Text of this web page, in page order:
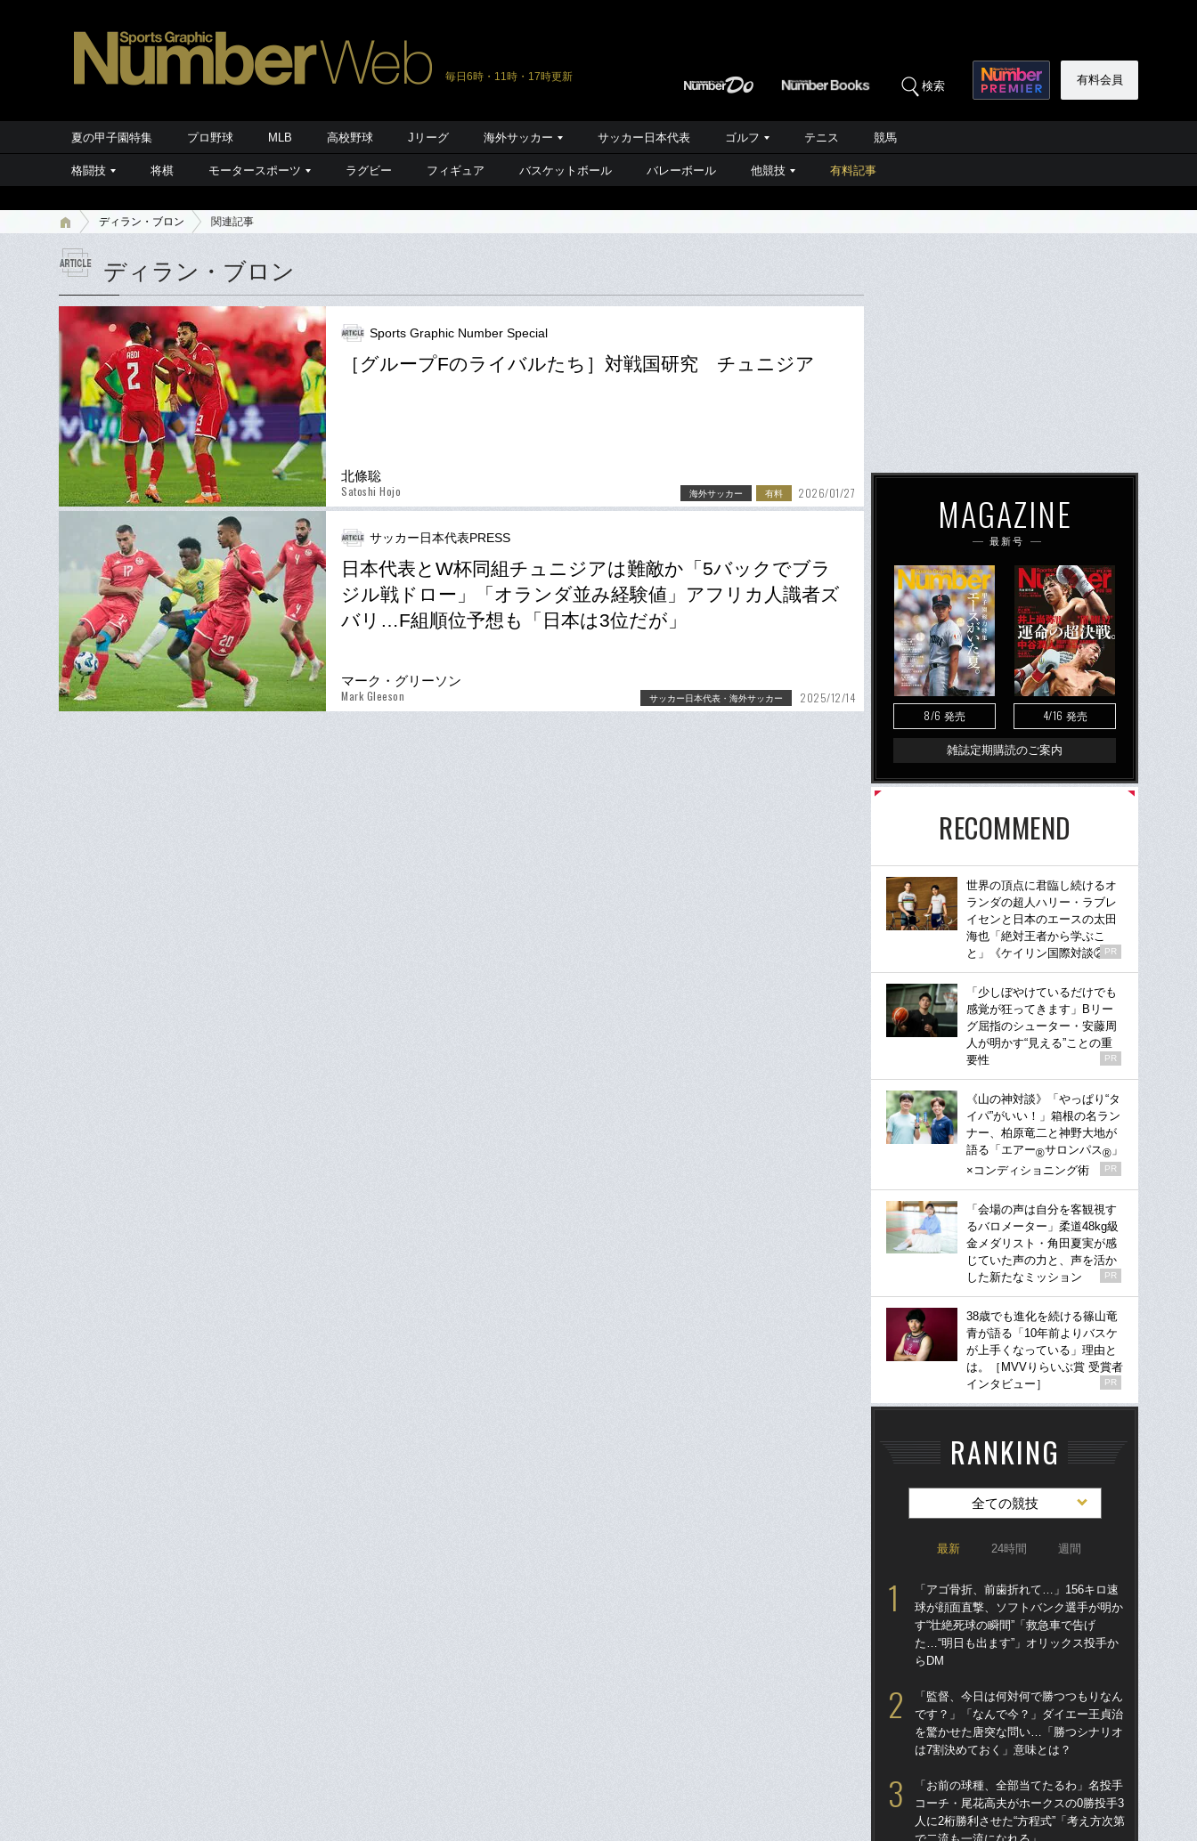
毎日6時・11時・17時更新
検索 有料会員
夏の甲子園特集 プロ野球 MLB 高校野球 Jリーグ 海外サッカー サッカー日本代表 ゴルフ テニス 競馬
格闘技 将棋 モータースポーツ ラグビー フィギュア バスケットボール バレーボール 他競技 有料記事
ディラン・ブロン 関連記事
ディラン・ブロン
Sports Graphic Number Special
［グループFのライバルたち］対戦国研究 チュニジア
北條聡
Satoshi Hojo 海外サッカー 有料 2026/01/27
サッカー日本代表PRESS
日本代表とW杯同組チュニジアは難敵か「5バックでブラ
ジル戦ドロー」「オランダ並み経験値」アフリカ人識者ズ
バリ…F組順位予想も「日本は3位だが」
マーク・グリーソン
Mark Gleeson サッカー日本代表・海外サッカー 2025/12/14
MAGAZINE
最新号
8/6 発売 4/16 発売
雑誌定期購読のご案内
RECOMMEND
世界の頂点に君臨し続けるオ
ランダの超人ハリー・ラブレ
イセンと日本のエースの太田
海也「絶対王者から学ぶこ
と」《ケイリン国際対談②》
PR
「少しぼやけているだけでも
感覚が狂ってきます」Bリー
グ屈指のシューター・安藤周
人が明かす“見える”ことの重
要性
PR
《山の神対談》「やっぱり“タ
イパ”がいい！」箱根の名ラン
ナー、柏原竜二と神野大地が
語る「エアー®サロンパス® 」
×コンディショニング術
PR
「会場の声は自分を客観視す
るバロメーター」柔道48kg級
金メダリスト・角田夏実が感
じていた声の力と、声を活か
した新たなミッション
PR
38歳でも進化を続ける篠山竜
青が語る「10年前よりバスケ
が上手くなっている」理由と
は。［MVVりらいぶ賞 受賞者
インタビュー］
PR
RANKING
全ての競技
最新 24時間 週間
「アゴ骨折、前歯折れて…」156キロ速
球が顔面直撃、ソフトバンク選手が明か
す“壮絶死球の瞬間”「救急車で告げ
た…“明日も出ます”」オリックス投手か
らDM
「監督、今日は何対何で勝つつもりなん
です？」「なんで今？」ダイエー王貞治
を驚かせた唐突な問い…「勝つシナリオ
は7割決めておく」意味とは？
「お前の球種、全部当てたるわ」名投手
コーチ・尾花高夫がホークスの0勝投手3
人に2桁勝利させた“方程式”「考え方次第